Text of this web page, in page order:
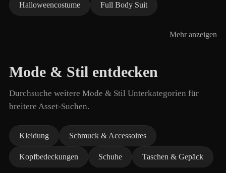
Halloweencostume Full Body Suit
Mehr anzeigen
Mode & Stil entdecken
Durchsuche weitere Mode & Stil Unterkategorien für
breitere Asset-Suchen.
Kleidung Schmuck & Accessoires
Kopfbedeckungen Schuhe Taschen & Gepäck